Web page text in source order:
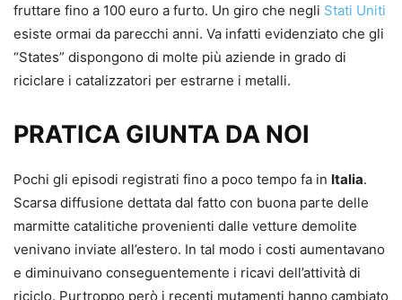
fruttare fino a 100 euro a furto. Un giro che negli Stati Uniti
esiste ormai da parecchi anni. Va infatti evidenziato che gli
“States” dispongono di molte più aziende in grado di
riciclare i catalizzatori per estrarne i metalli.
PRATICA GIUNTA DA NOI
Pochi gli episodi registrati fino a poco tempo fa in Italia.
Scarsa diffusione dettata dal fatto con buona parte delle
marmitte catalitiche provenienti dalle vetture demolite
venivano inviate all’estero. In tal modo i costi aumentavano
e diminuivano conseguentemente i ricavi dell’attività di
riciclo. Purtroppo però i recenti mutamenti hanno cambiato